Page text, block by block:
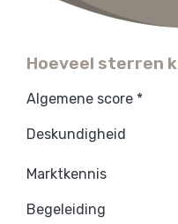
Hoeveel sterren
Algemene score *
Deskundigheid
Marktkennis
Begeleiding